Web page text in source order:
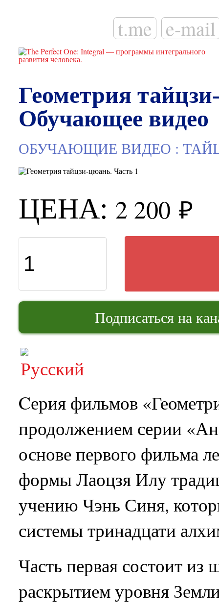
t.me e-mail
Геометрия
Обучающее видео
ОБУЧАЮЩИЕ ВИДЕО :
ЦЕНА: 2 200 ₽
Подписаться на
Cерия фильмов
продолжением серии
основе первого фильма
формы Лаоцзя Илу
учению Чэнь Синя,
системы тринадцати
Часть первая состоит
раскрытием уровня